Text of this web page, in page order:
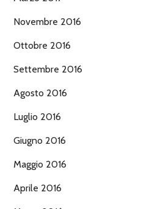
Novembre 2016
Ottobre 2016
Settembre 2016
Agosto 2016
Luglio 2016
Giugno 2016
Maggio 2016
Aprile 2016